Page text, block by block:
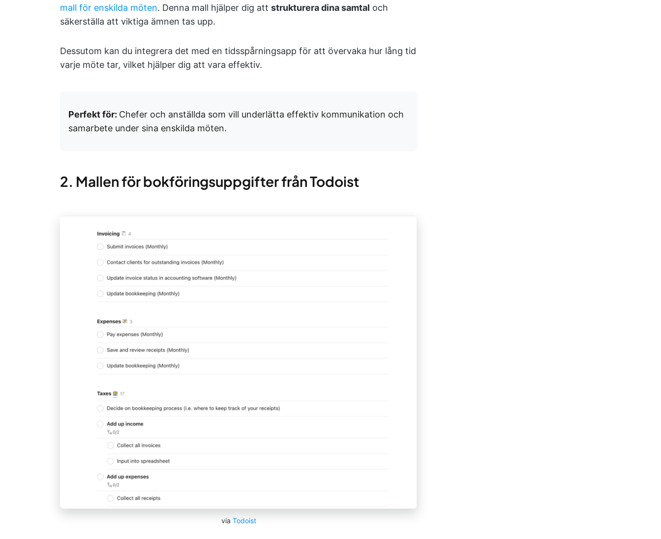
mall för enskilda möten. Denna mall hjälper dig att strukturera dina samtal och
säkerställa att viktiga ämnen tas upp.
Dessutom kan du integrera det med en tidsspårningsapp för att övervaka hur lång tid
varje möte tar, vilket hjälper dig att vara effektiv.
Perfekt för: Chefer och anställda som vill underlätta effektiv kommunikation och
samarbete under sina enskilda möten.
2. Mallen för bokföringsuppgifter från Todoist
via Todoist